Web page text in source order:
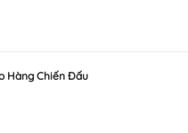
Hàng Chiến Đấu